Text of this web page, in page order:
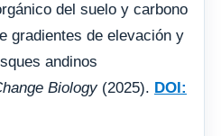
del suelo y carbono
gradientes de elevación y
andinos
Biology(2025). DOI: